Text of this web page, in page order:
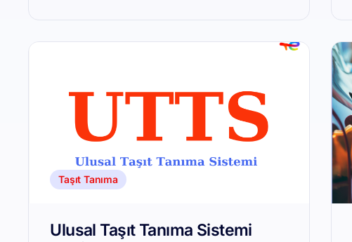
Taşıt Tanıma
Ulusal Taşıt Tanıma Sistemi